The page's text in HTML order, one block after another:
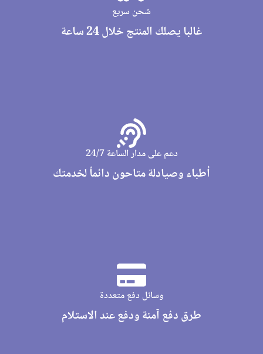
شحن سريع
غالبا يصلك المنتج خلال 24 ساعة
دعم على مدار الساعة 24/7
أطباء وصيادلة متاحون دائماً لخدمتك
وسائل دفع متعددة
طرق دفع آمنة ودفع عند الاستلام